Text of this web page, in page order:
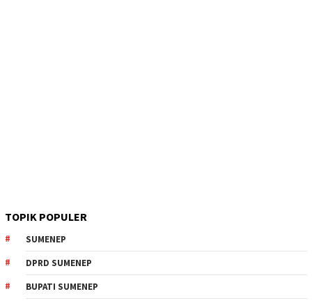
TOPIK POPULER
SUMENEP
DPRD SUMENEP
BUPATI SUMENEP